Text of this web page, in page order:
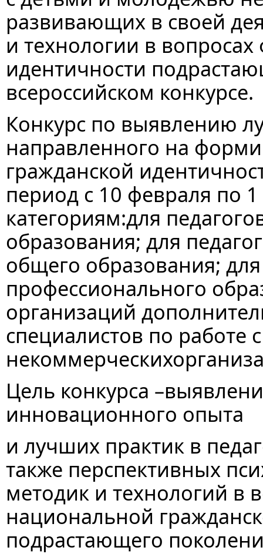
развивающих в своей
и технологии в
идентичности
всероссийском конкурсе.
Конкурс по выявлению
направленного на
гражданской
период с 10 февраля по
категориям:для
образования; для
общего образования;
профессионального
организаций
специалистов по
Цель конкурса
инновационного опыта
и лучших практик в
также перспективных
методик и технологий в
национальной
подрастающего